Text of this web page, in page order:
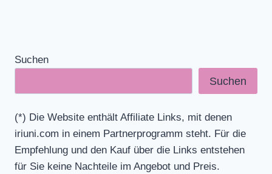
Suchen
Suchen
(*) Die Website enthält Affiliate Links, mit denen
iriuni.com in einem Partnerprogramm steht. Für die
Empfehlung und den Kauf über die Links entstehen
für Sie keine Nachteile im Angebot und Preis.